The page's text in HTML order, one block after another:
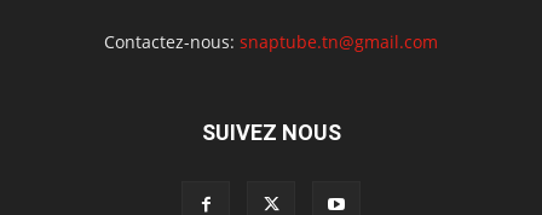
Contactez-nous: snaptube.tn@gmail.com
SUIVEZ NOUS